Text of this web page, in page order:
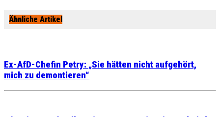
Ähnliche Artikel
Ex-AfD-Chefin Petry: „Sie hätten nicht aufgehört,
mich zu demontieren“